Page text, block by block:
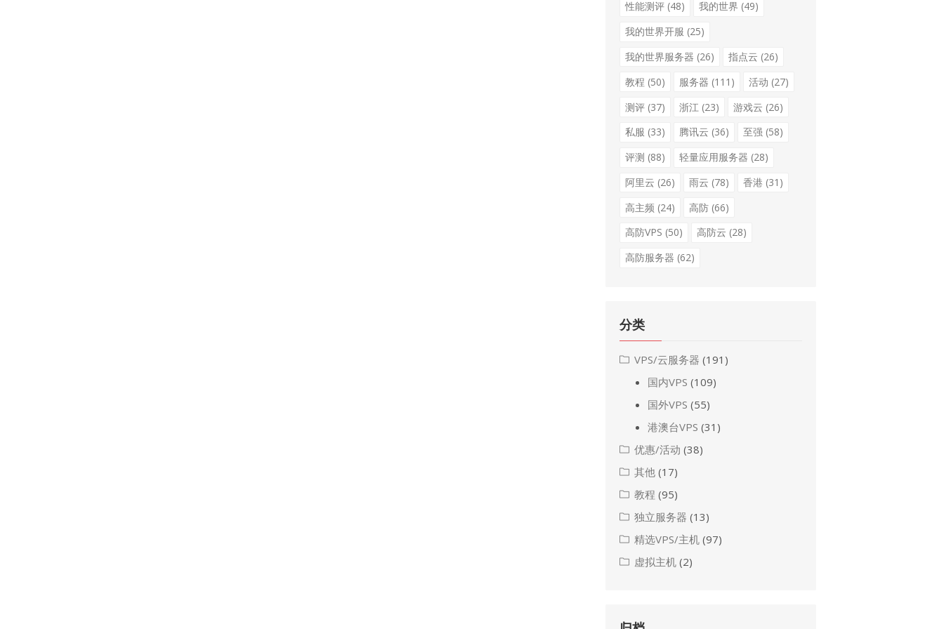
性能测评 (48) 我的世界 (49)
我的世界开服 (25)
我的世界服务器 (26) 指点云 (26)
教程 (50) 服务器 (111) 活动 (27)
测评 (37) 浙江 (23) 游戏云 (26)
私服 (33) 腾讯云 (36) 至强 (58)
评测 (88) 轻量应用服务器 (28)
阿里云 (26) 雨云 (78) 香港 (31)
高主频 (24) 高防 (66)
高防VPS (50) 高防云 (28)
高防服务器 (62)
分类
VPS/云服务器 (191)
国内VPS (109)
国外VPS (55)
港澳台VPS (31)
优惠/活动 (38)
其他 (17)
教程 (95)
独立服务器 (13)
精选VPS/主机 (97)
虚拟主机 (2)